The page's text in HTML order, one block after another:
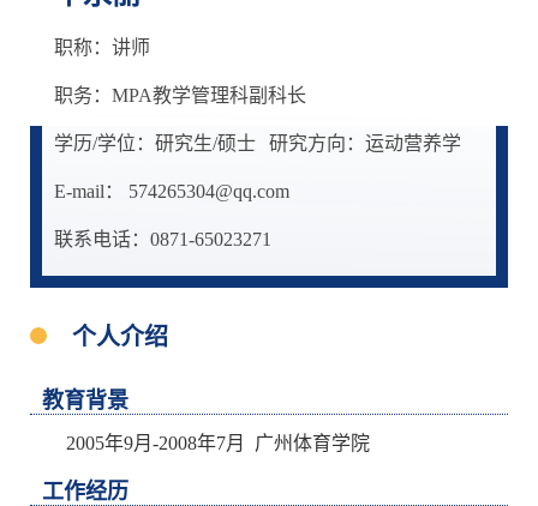
职称：讲师
职务：MPA教学管理科副科长
学历/学位：研究生/硕士 研究方向：运动营养学
E-mail： 574265304@qq.com
联系电话：0871-65023271
个人介绍
教育背景
2005年9月-2008年7月 广州体育学院
工作经历